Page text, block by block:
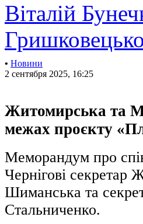
Віталій
• Новини
2 сентября 2025, 16:25
Житомирська та
межах проєкту
Меморандум про
Чернігові секретар
Шиманська та
Стальниченко.